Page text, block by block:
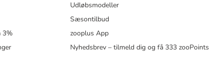
3%
Udløbsmodeller
Sæsontilbud
zooplus App
Nyhedsbrev – tilmeld dig og få 333 zooPoints